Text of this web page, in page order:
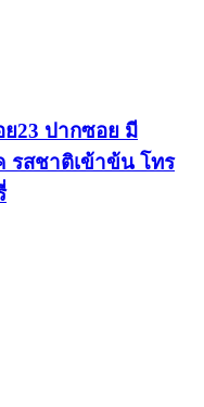
23 ปากซอย มี
รสชาติเข้าข้น โทร